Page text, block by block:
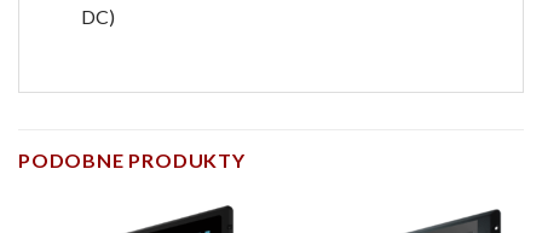
DC)
PODOBNE PRODUKTY